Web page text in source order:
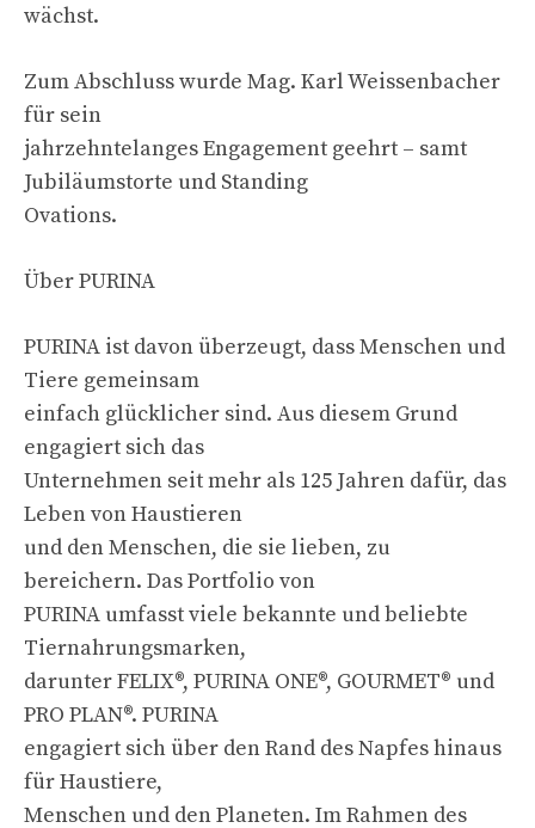
wächst.
Zum Abschluss wurde Mag. Karl Weissenbacher
für sein
jahrzehntelanges Engagement geehrt – samt
Jubiläumstorte und Standing
Ovations.
Über PURINA
PURINA ist davon überzeugt, dass Menschen und
Tiere gemeinsam
einfach glücklicher sind. Aus diesem Grund
engagiert sich das
Unternehmen seit mehr als 125 Jahren dafür, das
Leben von Haustieren
und den Menschen, die sie lieben, zu
bereichern. Das Portfolio von
PURINA umfasst viele bekannte und beliebte
Tiernahrungsmarken,
darunter FELIX®, PURINA ONE®, GOURMET® und
PRO PLAN®. PURINA
engagiert sich über den Rand des Napfes hinaus
für Haustiere,
Menschen und den Planeten. Im Rahmen des